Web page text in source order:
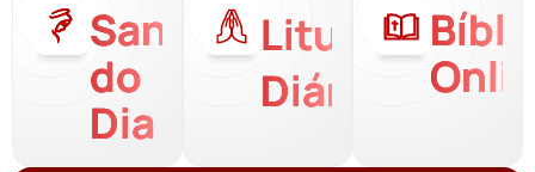
Santo
do
Dia
Liturgia
Diária